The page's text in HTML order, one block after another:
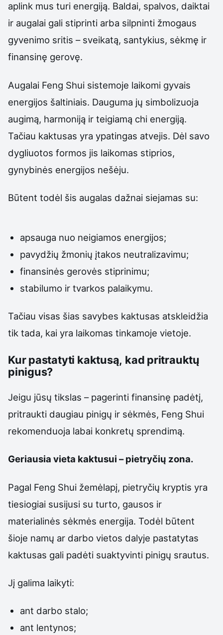
aplink mus turi energiją. Baldai, spalvos, daiktai
ir augalai gali stiprinti arba silpninti žmogaus
gyvenimo sritis – sveikatą, santykius, sėkmę ir
finansinę gerovę.
Augalai Feng Shui sistemoje laikomi gyvais
energijos šaltiniais. Dauguma jų simbolizuoja
augimą, harmoniją ir teigiamą chi energiją.
Tačiau kaktusas yra ypatingas atvejis. Dėl savo
dygliuotos formos jis laikomas stiprios,
gynybinės energijos nešėju.
Būtent todėl šis augalas dažnai siejamas su:
apsauga nuo neigiamos energijos;
pavydžių žmonių įtakos neutralizavimu;
finansinės gerovės stiprinimu;
stabilumo ir tvarkos palaikymu.
Tačiau visas šias savybes kaktusas atskleidžia
tik tada, kai yra laikomas tinkamoje vietoje.
Kur pastatyti kaktusą, kad pritrauktų
pinigus?
Jeigu jūsų tikslas – pagerinti finansinę padėtį,
pritraukti daugiau pinigų ir sėkmės, Feng Shui
rekomenduoja labai konkretų sprendimą.
Geriausia vieta kaktusui – pietryčių zona.
Pagal Feng Shui žemėlapį, pietryčių kryptis yra
tiesiogiai susijusi su turto, gausos ir
materialinės sėkmės energija. Todėl būtent
šioje namų ar darbo vietos dalyje pastatytas
kaktusas gali padėti suaktyvinti pinigų srautus.
Jį galima laikyti:
ant darbo stalo;
ant lentynos;